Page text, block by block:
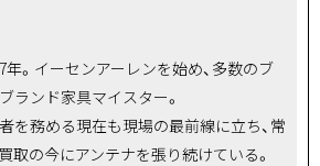
。イーセンアーレンを始め、多数のブ
ランド家具マイスター。
を務める現在も現場の最前線に立ち、常
取の今にアンテナを張り続けている。